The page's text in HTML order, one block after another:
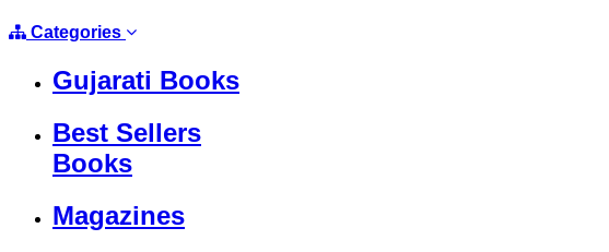
Categories
Gujarati Books
Best Sellers
Books
Magazines